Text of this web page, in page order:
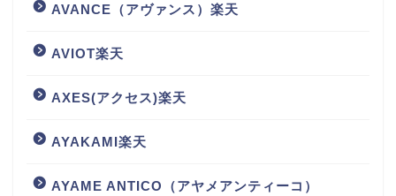
AVANCE（アヴァンス）楽天
AVIOT楽天
AXES(アクセス)楽天
AYAKAMI楽天
AYAME ANTICO（アヤメアンティーコ）